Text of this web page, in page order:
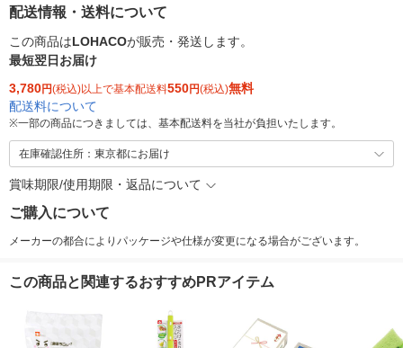
配送情報・送料について
この商品はLOHACOが販売・発送します。
最短翌日お届け
3,780円(税込)以上で基本配送料550円(税込)無料
配送料について
※一部の商品につきましては、基本配送料を当社が負担いたします。
在庫確認住所：東京都にお届け
賞味期限/使用期限・返品について
ご購入について
メーカーの都合によりパッケージや仕様が変更になる場合がございます。
この商品と関連するおすすめPRアイテム